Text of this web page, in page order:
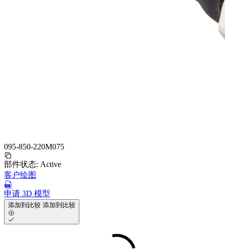
095-850-220M075
部件状态: Active
客户绘图
申请 3D 模型
添加到比较 添加到比较